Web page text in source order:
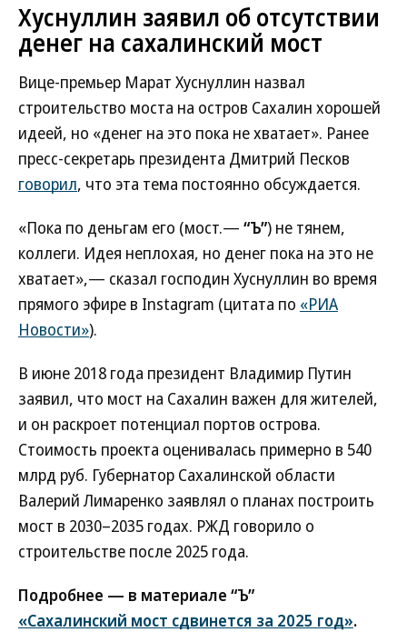
Хуснуллин заявил об отсутствии
денег на сахалинский мост
Вице-премьер Марат Хуснуллин назвал
строительство моста на остров Сахалин хорошей
идеей, но «денег на это пока не хватает». Ранее
пресс-секретарь президента Дмитрий Песков
говорил, что эта тема постоянно обсуждается.
«Пока по деньгам его (мост.— “Ъ”) не тянем,
коллеги. Идея неплохая, но денег пока на это не
хватает»,— сказал господин Хуснуллин во время
прямого эфире в Instagram (цитата по «РИА
Новости»).
В июне 2018 года президент Владимир Путин
заявил, что мост на Сахалин важен для жителей,
и он раскроет потенциал портов острова.
Стоимость проекта оценивалась примерно в 540
млрд руб. Губернатор Сахалинской области
Валерий Лимаренко заявлял о планах построить
мост в 2030–2035 годах. РЖД говорило о
строительстве после 2025 года.
Подробнее — в материале “Ъ”
«Сахалинский мост сдвинется за 2025 год».